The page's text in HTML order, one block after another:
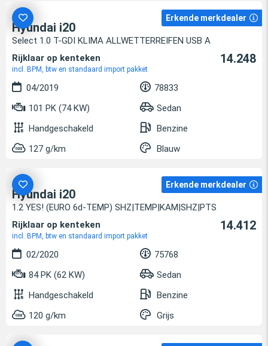
Erkende merkdealer
Hyundai i20
Select 1.0 T-GDI KLIMA ALLWETTERREIFEN USB A
Rijklaar op kenteken
incl. BPM, btw en standaard import pakket
14.248
04/2019
78833
101 PK (74 KW)
Sedan
Handgeschakeld
Benzine
127 g/km
Blauw
Erkende merkdealer
Hyundai i20
1.2 YES! (EURO 6d-TEMP) SHZ|TEMP|KAM|SHZ|PTS
Rijklaar op kenteken
incl. BPM, btw en standaard import pakket
14.412
02/2020
75768
84 PK (62 KW)
Sedan
Handgeschakeld
Benzine
120 g/km
Grijs